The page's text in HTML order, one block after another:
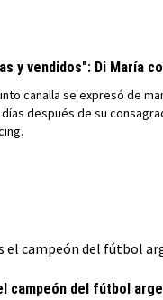
y vendidos": Di María
canalla se expresó de
después de su
campeón del fútbol